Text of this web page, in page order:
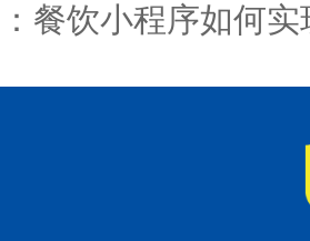
餐饮小程序如何